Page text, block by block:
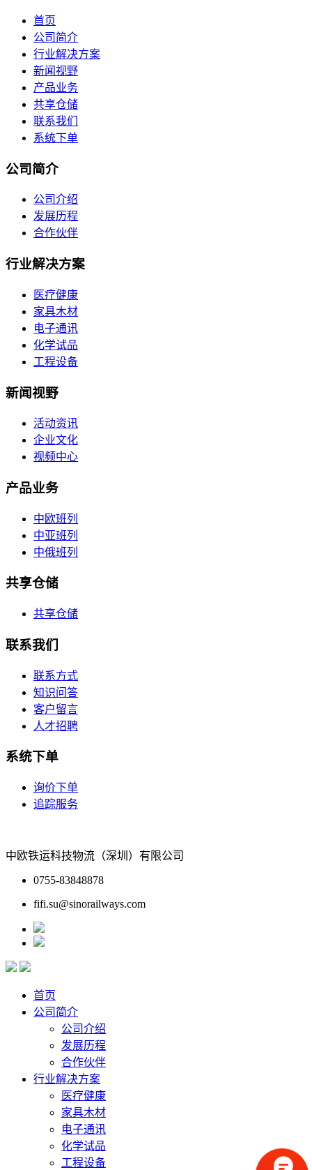
首页
公司简介
行业解决方案
新闻视野
产品业务
共享仓储
联系我们
系统下单
公司简介
公司介绍
发展历程
合作伙伴
行业解决方案
医疗健康
家具木材
电子通讯
化学试品
工程设备
新闻视野
活动资讯
企业文化
视频中心
产品业务
中欧班列
中亚班列
中俄班列
共享仓储
共享仓储
联系我们
联系方式
知识问答
客户留言
人才招聘
系统下单
询价下单
追踪服务
中欧铁运科技物流（深圳）有限公司
0755-83848878
fifi.su@sinorailways.com
首页
公司简介
公司介绍
发展历程
合作伙伴
行业解决方案
医疗健康
家具木材
电子通讯
化学试品
工程设备